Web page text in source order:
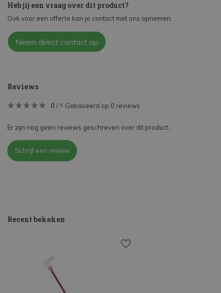
Heb jij een vraag over dit product?
Ook voor een offerte kan je contact met ons opnemen.
Neem direct contact op
Reviews
0 / 5 Gebaseerd op 0 reviews
Er zijn nog geen reviews geschreven over dit product..
Schrijf een review
Recent bekeken